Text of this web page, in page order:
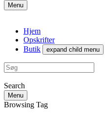
Menu
Hjem
Opskrifter
Butik
expand child menu
Search
Menu
Browsing Tag